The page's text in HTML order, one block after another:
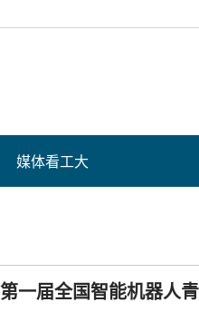
媒体看工大
一届全国智能机器人